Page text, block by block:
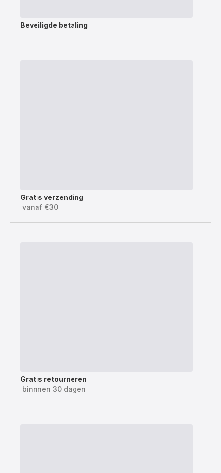
Beveiligde betaling
Gratis verzending
vanaf €30
Gratis retourneren
binnnen 30 dagen